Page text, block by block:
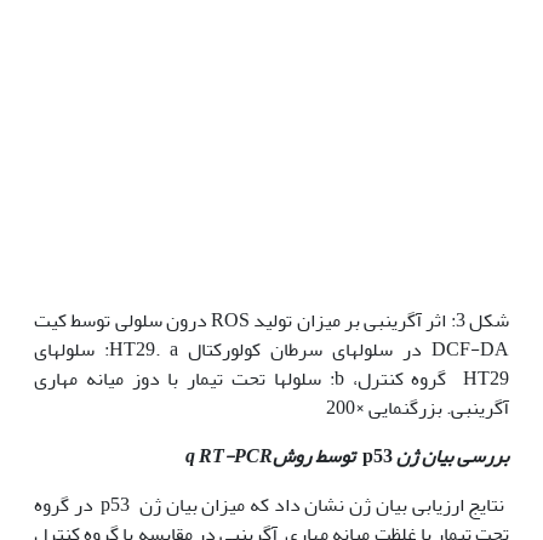
شکل 3: اثر آگرین‫بی بر میزان تولید ROS درون سلولی توسط کیت
DCF-DA در سلول‫های سرطان کولورکتال HT29. a: سلول‫های
HT29 گروه کنترل، b: سلول‫ها تحت تیمار با دوز میانه مهاری
آگرین‫بی. بزرگنمایی ×200
بررسی بیان ژنp53توسط روشq RT-PCR
نتایج ارزیابی بیان ژن نشان داد که میزان بیان ژن p53 در گروه